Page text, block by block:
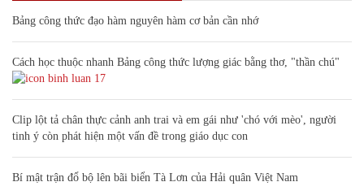
Bảng công thức đạo hàm nguyên hàm cơ bản cần nhớ
Cách học thuộc nhanh Bảng công thức lượng giác bằng thơ, "thần chú"
17
Clip lột tả chân thực cảnh anh trai và em gái như 'chó với mèo', người
tinh ý còn phát hiện một vấn đề trong giáo dục con
Bí mật trận đổ bộ lên bãi biển Tà Lơn của Hải quân Việt Nam